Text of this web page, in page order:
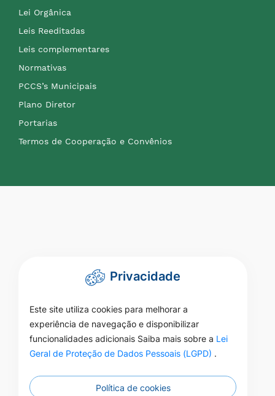
Lei Orgânica
Leis Reeditadas
Leis complementares
Normativas
PCCS’s Municipais
Plano Diretor
Portarias
Termos de Cooperação e Convênios
Privacidade
Este site utiliza cookies para melhorar a
experiência de navegação e disponibilizar
funcionalidades adicionais Saiba mais sobre a Lei
Geral de Proteção de Dados Pessoais (LGPD) .
Política de cookies